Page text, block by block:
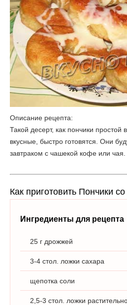
Описание рецепта:
Такой десерт, как пончики простой
вкусные, быстро готовятся. Они
завтраком с чашекой кофе или чая.
Как приготовить Пончики
Ингредиенты для рецепта
25 г дрожжей
3-4 стол. ложки сахара
щепотка соли
2,5-3 стол. ложки